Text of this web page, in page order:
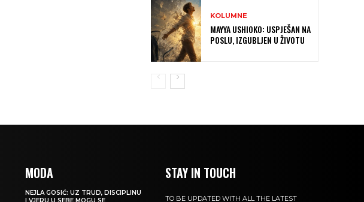
KOLUMNE
MAYYA USHIOKO: USPJEŠAN NA
POSLU, IZGUBLJEN U ŽIVOTU
MODA
NEJLA GOSIĆ: UZ TRUD, DISCIPLINU
I VJERU U SEBE MOGU SE
STAY IN TOUCH
TO BE UPDATED WITH ALL THE LATEST